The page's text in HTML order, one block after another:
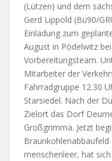
(Lützen) und dem
Gerd Lippold (Bü90/
Einladung zum
August in Pödelwitz
Vorbereitungsteam.
Mitarbeiter der
Fahrradgruppe 12.30
Starsiedel. Nach der
Zielort das Dorf
Großgrimma. Jetzt
Braunkohlenabbaufeld
menschenleer, hat